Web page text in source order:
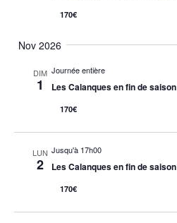
170€
Nov 2026
DIM
1
Journée entière
Les Calanques en fin de saison
170€
LUN
2
Jusqu'à 17h00
Les Calanques en fin de saison
170€